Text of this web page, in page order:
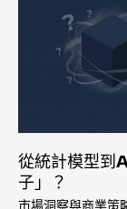
從統計模型到
子」？
市場洞察與商業策
任
一